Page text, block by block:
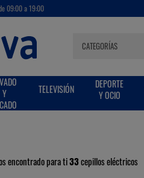
09:00 a 19:00
Y
TELEVISIÓN
DEPORTE
Y OCIO
encontrado para ti33cepillos eléctricos